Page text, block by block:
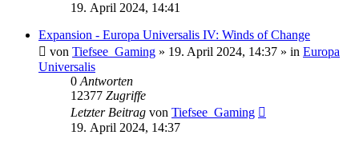
19. April 2024, 14:41
Expansion - Europa Universalis IV: Winds of Change
von Tiefsee_Gaming » 19. April 2024, 14:37 » in Europa
Universalis
0 Antworten
12377 Zugriffe
Letzter Beitrag von Tiefsee_Gaming
19. April 2024, 14:37